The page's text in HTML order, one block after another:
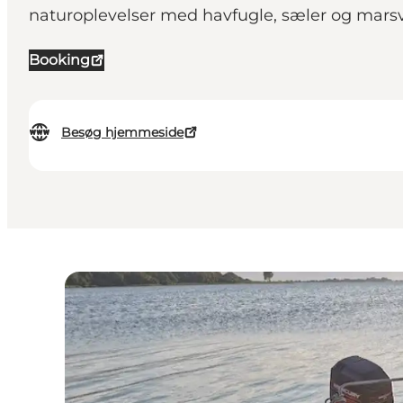
naturoplevelser med havfugle, sæler og
Booking
Besøg hjemmeside